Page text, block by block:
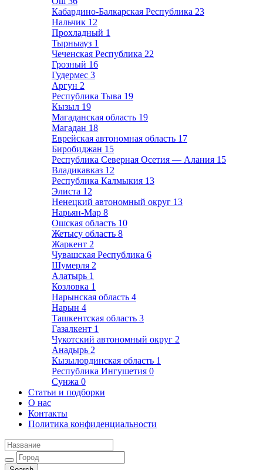
Кабардино-Балкарская Республика 23
Нальчик 12
Прохладный 1
Тырныауз 1
Чеченская Республика 22
Грозный 16
Гудермес 3
Аргун 2
Республика Тыва 19
Кызыл 19
Магаданская область 19
Магадан 18
Еврейская автономная область 17
Биробиджан 15
Республика Северная Осетия — Алания 15
Владикавказ 12
Республика Калмыкия 13
Элиста 12
Ненецкий автономный округ 13
Нарьян-Мар 8
Ошская область 10
Жетысу область 8
Жаркент 2
Чувашская Республика 6
Шумерля 2
Алатырь 1
Козловка 1
Нарынская область 4
Нарын 4
Ташкентская область 3
Газалкент 1
Чукотский автономный округ 2
Анадырь 2
Кызылординская область 1
Республика Ингушетия 0
Сунжа 0
Статьи и подборки
О нас
Контакты
Политика конфиденциальности